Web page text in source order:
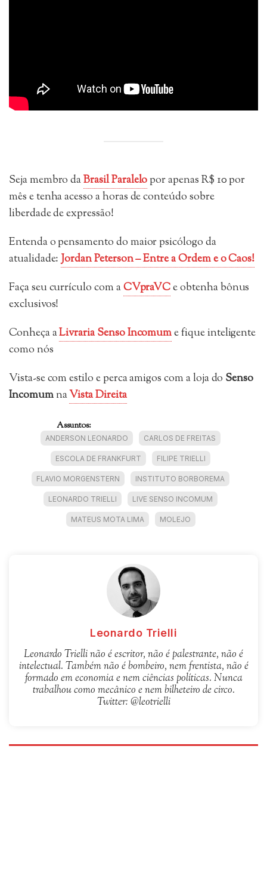
Seja membro daBrasil Paralelopor apenas R$ 10 por
mês e tenha acesso a horas de conteúdo sobre
liberdade de expressão!
Entenda o pensamento do maior psicólogo da
atualidade:Jordan Peterson – Entre a Ordem e o Caos!
Faça seu currículo com aCVpraVCe obtenha bônus
exclusivos!
Conheça aLivraria Senso Incomume fique inteligente
como nós
Vista-se com estilo e perca amigos com a loja do Senso
IncomumnaVista Direita
Assuntos:
ANDERSON LEONARDO CARLOS DE FREITAS
ESCOLA DE FRANKFURT FILIPE TRIELLI
FLAVIO MORGENSTERN INSTITUTO BORBOREMA
LEONARDO TRIELLI LIVE SENSO INCOMUM
MATEUS MOTA LIMA MOLEJO
Leonardo Trielli
Leonardo Trielli não é escritor, não é palestrante, não é
intelectual. Também não é bombeiro, nem frentista, não é
formado em economia e nem ciências políticas. Nunca
trabalhou como mecânico e nem bilheteiro de circo.
Twitter: @leotrielli